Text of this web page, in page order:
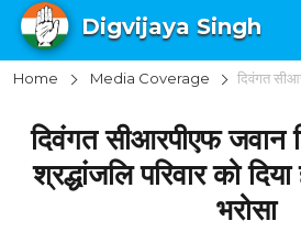
Digvijaya Singh
Home Media Coverage दिवंगत सीआरपीएफ जवान
दिवंगत सीआरपीएफ जवान
श्रद्धांजलि परिवार को
भरोसा